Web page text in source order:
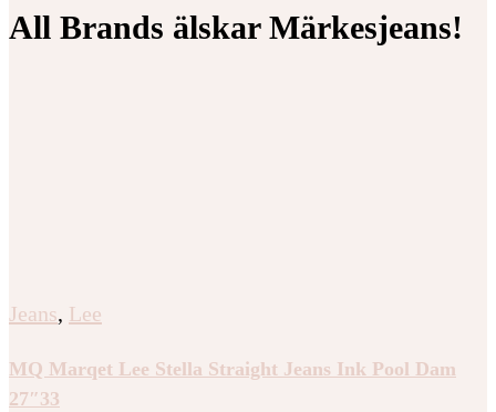
All Brands älskar Märkesjeans!
Jeans, Lee
MQ Marqet Lee Stella Straight Jeans Ink Pool Dam
27″33